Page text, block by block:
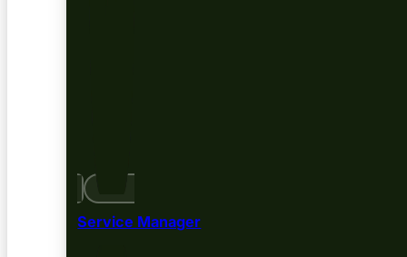
Service Manager